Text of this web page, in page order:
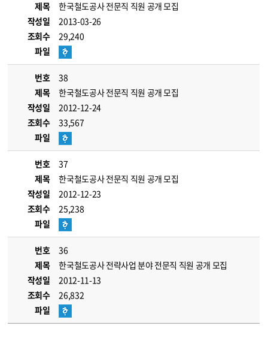
제목
한국철도공사 전문직 직원 공개 모집
작성일
2013-03-26
조회수
29,240
파일
번호
38
제목
한국철도공사 전문직 직원 공개 모집
작성일
2012-12-24
조회수
33,567
파일
번호
37
제목
한국철도공사 전문직 직원 공개 모집
작성일
2012-12-23
조회수
25,238
파일
번호
36
제목
한국철도공사 전략사업 분야 전문직 직원 공개 모집
작성일
2012-11-13
조회수
26,832
파일